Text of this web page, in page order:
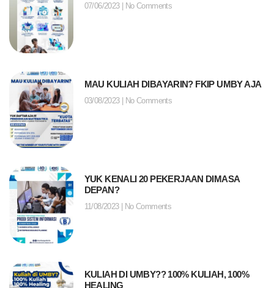
07/06/2023 No Comments
MAU KULIAH DIBAYARIN? FKIP UMBY AJA
03/08/2023 No Comments
YUK KENALI 20 PEKERJAAN DIMASA
DEPAN?
11/08/2023 No Comments
KULIAH DI UMBY?? 100% KULIAH, 100%
HEALING